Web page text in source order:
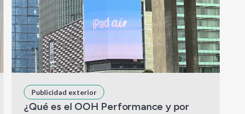
Publicidad exterior
¿Qué es el OOH Performance y por